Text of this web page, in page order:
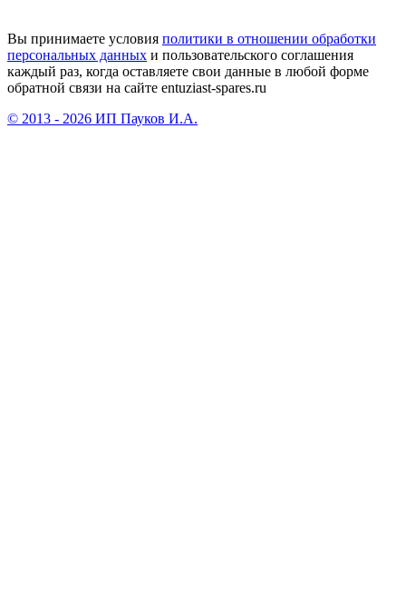
Вы принимаете условия политики в отношении обработки
персональных данных и пользовательского соглашения
каждый раз, когда оставляете свои данные в любой форме
обратной связи на сайте entuziast-spares.ru
© 2013 - 2026 ИП Пауков И.А.